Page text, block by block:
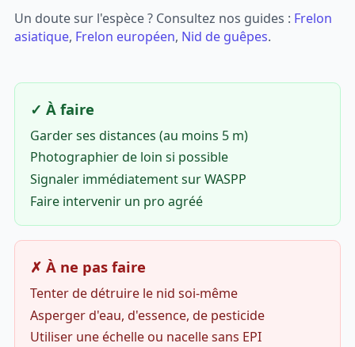
Un doute sur l'espèce ? Consultez nos guides : Frelon
asiatique, Frelon européen, Nid de guêpes.
✓ À faire
Garder ses distances (au moins 5 m)
Photographier de loin si possible
Signaler immédiatement sur WASPP
Faire intervenir un pro agréé
✗ À ne pas faire
Tenter de détruire le nid soi-même
Asperger d'eau, d'essence, de pesticide
Utiliser une échelle ou nacelle sans EPI